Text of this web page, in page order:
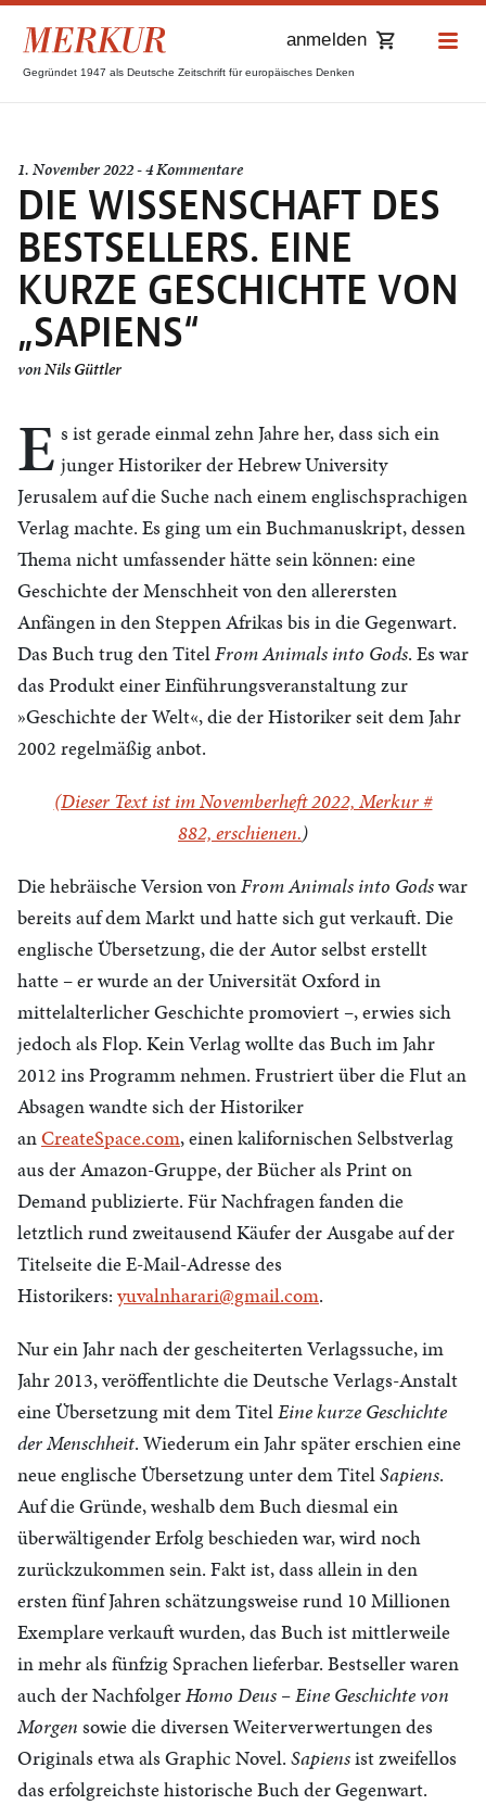
Gegründet 1947 als Deutsche Zeitschrift für europäisches Denken
anmelden
1. November 2022 - 4 Kommentare
DIE WISSENSCHAFT DES
BESTSELLERS. EINE
KURZE GESCHICHTE VON
„SAPIENS“
vonNils Güttler
E s ist gerade einmal zehn Jahre her, dass sich ein
junger Historiker der Hebrew University
Jerusalem auf die Suche nach einem englischsprachigen
Verlag machte. Es ging um ein Buchmanuskript, dessen
Thema nicht umfassender hätte sein können: eine
Geschichte der Menschheit von den allerersten
Anfängen in den Steppen Afrikas bis in die Gegenwart.
Das Buch trug den TitelFrom Animals into Gods. Es war
das Produkt einer Einführungsveranstaltung zur
»Geschichte der Welt«, die der Historiker seit dem Jahr
2002 regelmäßig anbot.
(Dieser Text ist im Novemberheft 2022, Merkur #
882, erschienen.)
Die hebräische Version vonFrom Animals into Godswar
bereits auf dem Markt und hatte sich gut verkauft. Die
englische Übersetzung, die der Autor selbst erstellt
hatte – er wurde an der Universität Oxford in
mittelalterlicher Geschichte promoviert –, erwies sich
jedoch als Flop. Kein Verlag wollte das Buch im Jahr
2012 ins Programm nehmen. Frustriert über die Flut an
Absagen wandte sich der Historiker
anCreateSpace.com, einen kalifornischen Selbstverlag
aus der Amazon-Gruppe, der Bücher als Print on
Demand publizierte. Für Nachfragen fanden die
letztlich rund zweitausend Käufer der Ausgabe auf der
Titelseite die E-Mail-Adresse des
Historikers: yuvalnharari@gmail.com.
Nur ein Jahr nach der gescheiterten Verlagssuche, im
Jahr 2013, veröffentlichte die Deutsche Verlags-Anstalt
eine Übersetzung mit dem TitelEine kurze Geschichte
der Menschheit. Wiederum ein Jahr später erschien eine
neue englische Übersetzung unter dem TitelSapiens.
Auf die Gründe, weshalb dem Buch diesmal ein
überwältigender Erfolg beschieden war, wird noch
zurückzukommen sein. Fakt ist, dass allein in den
ersten fünf Jahren schätzungsweise rund 10 Millionen
Exemplare verkauft wurden, das Buch ist mittlerweile
in mehr als fünfzig Sprachen lieferbar. Bestseller waren
auch der NachfolgerHomo Deus – Eine Geschichte von
Morgen sowie die diversen Weiterverwertungen des
Originals etwa als Graphic Novel. Sapiensist zweifellos
das erfolgreichste historische Buch der Gegenwart.